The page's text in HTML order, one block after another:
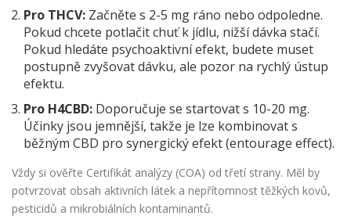
Pro THCV: Začněte s 2-5 mg ráno nebo odpoledne.
Pokud chcete potlačit chuť k jídlu, nižší dávka stačí.
Pokud hledáte psychoaktivní efekt, budete muset
postupně zvyšovat dávku, ale pozor na rychlý ústup
efektu.
Pro H4CBD: Doporučuje se startovat s 10-20 mg.
Účinky jsou jemnější, takže je lze kombinovat s
běžným CBD pro synergický efekt (entourage effect).
Vždy si ověřte Certifikát analýzy (COA) od třetí strany. Měl by
potvrzovat obsah aktivních látek a nepřítomnost těžkých kovů,
pesticidů a mikrobiálních kontaminantů.